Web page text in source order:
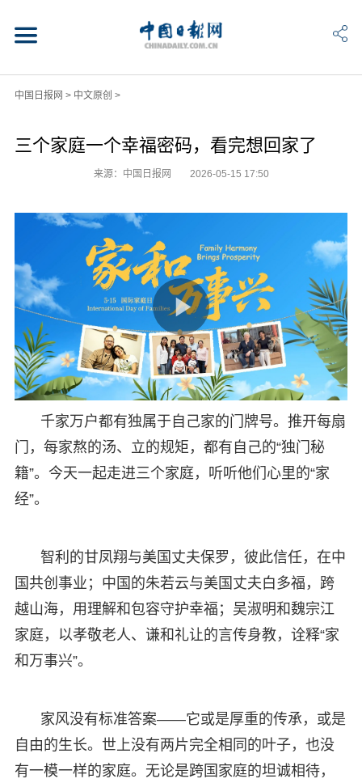
中国日报网 > 中文原创 >
三个家庭一个幸福密码，看完想回家了
来源：中国日报网 2026-05-15 17:50
千家万户都有独属于自己家的门牌号。推开每扇
门，每家熬的汤、立的规矩，都有自己的“独门秘
籍”。今天一起走进三个家庭，听听他们心里的“家
经”。
智利的甘凤翔与美国丈夫保罗，彼此信任，在中
国共创事业；中国的朱若云与美国丈夫白多福，跨
越山海，用理解和包容守护幸福；吴淑明和魏宗江
家庭，以孝敬老人、谦和礼让的言传身教，诠释“家
和万事兴”。
家风没有标准答案——它或是厚重的传承，或是
自由的生长。世上没有两片完全相同的叶子，也没
有一模一样的家庭。无论是跨国家庭的坦诚相待，